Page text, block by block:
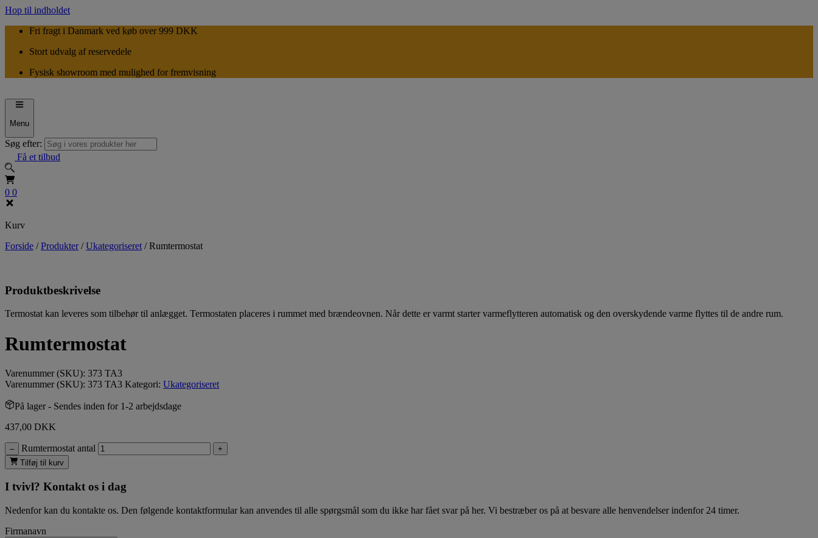
Hop til indholdet
Fri fragt i Danmark ved køb over 999 DKK
Stort udvalg af reservedele
Fysisk showroom med mulighed for fremvisning
Menu
Søg efter:
Få et tilbud
0 0
Kurv
Forside /Produkter/Ukategoriseret /Rumtermostat
Produktbeskrivelse
Termostat kan leveres som tilbehør til anlægget. Termostaten placeres i rummet med brændeovnen. Når dette er varmt starter varmeflytteren automatisk og den overskydende varme flyttes til de andre rum.
Rumtermostat
Varenummer (SKU): 373 TA3
Varenummer (SKU): 373 TA3 Kategori: Ukategoriseret
På lager- Sendes inden for 1-2 arbejdsdage
437,00 DKK
– Rumtermostat antal
+
Tilføj til kurv
I tvivl? Kontakt os i dag
Nedenfor kan du kontakte os. Den følgende kontaktformular kan anvendes til alle spørgsmål som du ikke har fået svar på her. Vi bestræber os på at besvare alle henvendelser indenfor 24 timer.
Firmanavn